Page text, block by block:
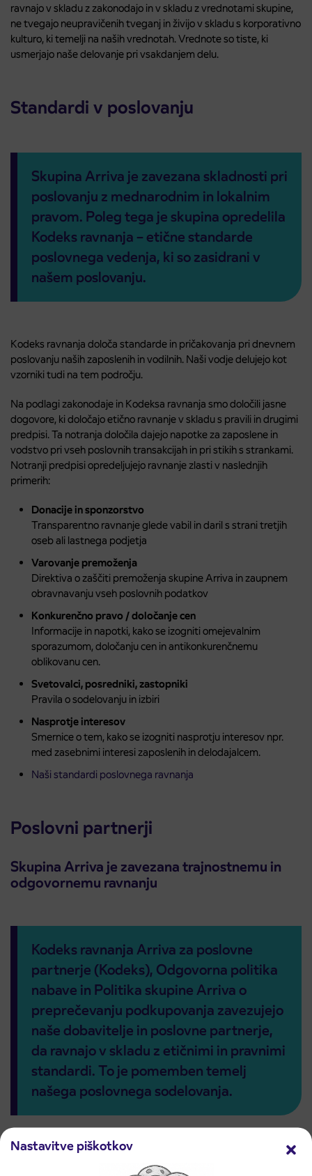
Nastavitve piškotkov
ravnajo v skladu z zakonodajo in v skladu z vrednotami skupine,
ne tvegajo neupravičenih tveganj in živijo v skladu s korporativno
kulturo, ki temelji na naših vrednotah. Vrednote so tiste, ki
usmerjajo naše delovanje pri vsakdanjem delu.
Standardi v poslovanju
Skupina Arriva je zavezana skladnosti pri
poslovanju z mednarodnim in lokalnim
pravom. Poleg tega je skupina opredelila
Kodeks ravnanja – etične standarde
poslovnega vedenja, ki so zasidrani v
našem poslovanju.
Kodeks ravnanja določa standarde in pričakovanja pri dnevnem
poslovanju naših zaposlenih in vodilnih. Naši vodje delujejo kot
vzorniki tudi na tem področju.
Na podlagi zakonodaje in Kodeksa ravnanja smo določili jasne
dogovore, ki določajo etično ravnanje v skladu s pravili in drugimi
predpisi. Ta notranja določila dajejo napotke za zaposlene in
vodstvo pri vseh poslovnih transakcijah in pri stikih s strankami.
Notranji predpisi opredeljujejo ravnanje zlasti v naslednjih
primerih:
Donacije in sponzorstvo
Transparentno ravnanje glede vabil in daril s strani tretjih
oseb ali lastnega podjetja
Varovanje premoženja
Direktiva o zaščiti premoženja skupine Arriva in zaupnem
obravnavanju vseh poslovnih podatkov
Konkurenčno pravo / določanje cen
Informacije in napotki, kako se izogniti omejevalnim
sporazumom, določanju cen in antikonkurenčnemu
oblikovanu cen.
Svetovalci, posredniki, zastopniki
Pravila o sodelovanju in izbiri
Nasprotje interesov
Smernice o tem, kako se izogniti nasprotju interesov npr.
med zasebnimi interesi zaposlenih in delodajalcem.
Naši standardi poslovnega ravnanja
Poslovni partnerji
Skupina Arriva je zavezana trajnostnemu in
odgovornemu ravnanju
Kodeks ravnanja Arriva za poslovne
partnerje (Kodeks), Odgovorna politika
nabave in Politika skupine Arriva o
preprečevanju podkupovanja zavezujejo
naše dobavitelje in poslovne partnerje,
da ravnajo v skladu z etičnimi in pravnimi
standardi. To je pomemben temelj
našega poslovnega sodelovanja.
Kodeks, Odgovorna politika nabave in Politika skupine Arriva o
preprečevanju podkupovanja jasno določajo pričakovanja Arrive: